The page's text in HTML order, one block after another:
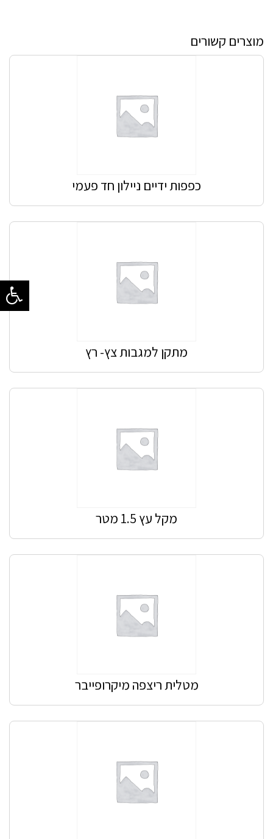
מוצרים קשורים
כפפות ידיים ניילון חד פעמי
מתקן למגבות צץ- רץ
מקל עץ 1.5 מטר
מטלית ריצפה מיקרופייבר